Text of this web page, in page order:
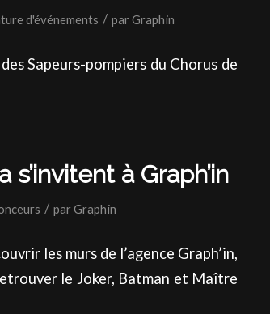
d'événements / parGraphin
Sapeurs-pompiers du Chorus de
à Graph’in
/ parGraphin
les murs de l’agence Graph’in,
le Joker, Batman et Maître